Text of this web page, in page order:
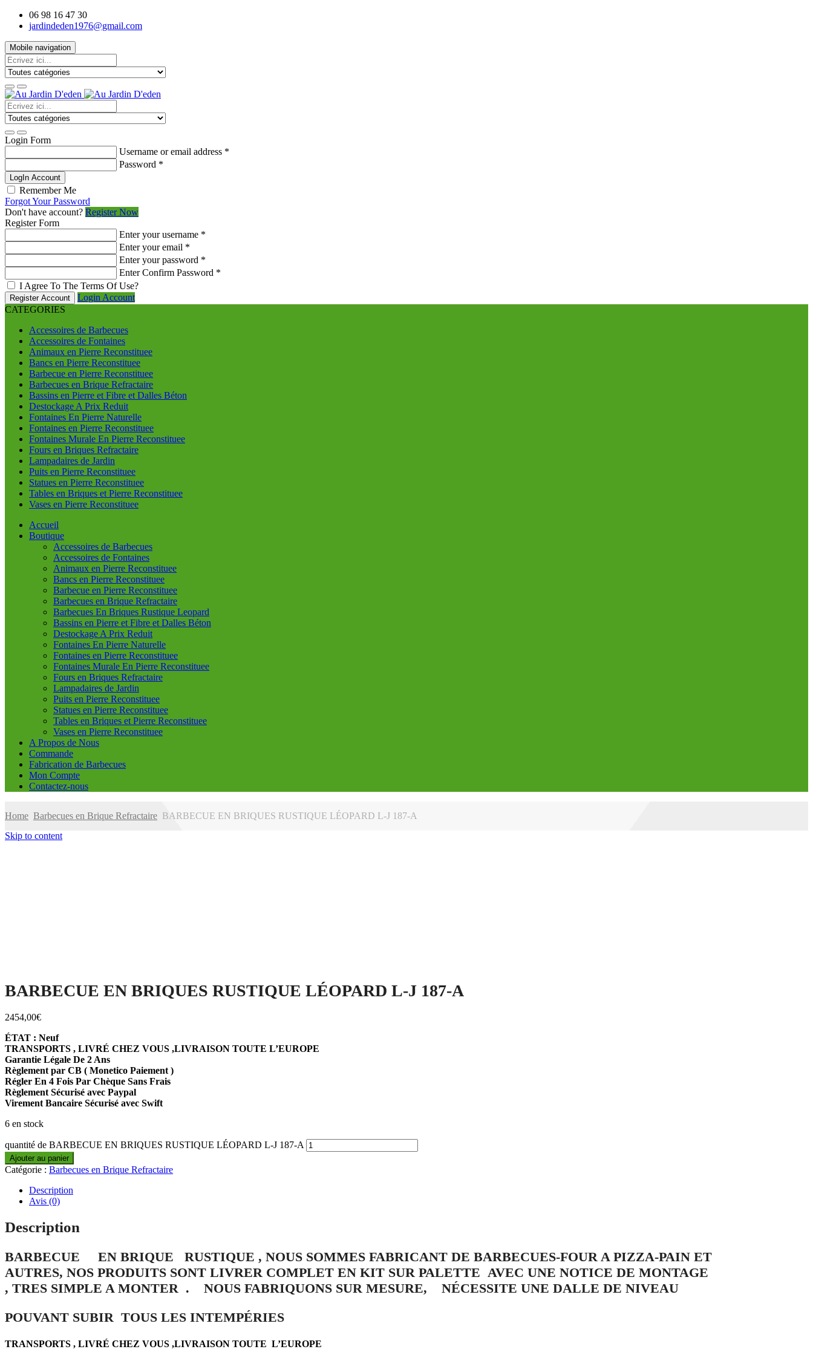
06 98 16 47 30
jardindeden1976@gmail.com
Mobile navigation
Login Form
Username or email address *
Password *
LogIn Account
Remember Me
Forgot Your Password
Don't have account? Register Now
Register Form
Enter your username *
Enter your email *
Enter your password *
Enter Confirm Password *
I Agree To The Terms Of Use?
Register Account
Login Account
CATEGORIES
Accessoires de Barbecues
Accessoires de Fontaines
Animaux en Pierre Reconstituee
Bancs en Pierre Reconstituee
Barbecue en Pierre Reconstituee
Barbecues en Brique Refractaire
Bassins en Pierre et Fibre et Dalles Béton
Destockage A Prix Reduit
Fontaines En Pierre Naturelle
Fontaines en Pierre Reconstituee
Fontaines Murale En Pierre Reconstituee
Fours en Briques Refractaire
Lampadaires de Jardin
Puits en Pierre Reconstituee
Statues en Pierre Reconstituee
Tables en Briques et Pierre Reconstituee
Vases en Pierre Reconstituee
Accueil
Boutique
Accessoires de Barbecues
Accessoires de Fontaines
Animaux en Pierre Reconstituee
Bancs en Pierre Reconstituee
Barbecue en Pierre Reconstituee
Barbecues en Brique Refractaire
Barbecues En Briques Rustique Leopard
Bassins en Pierre et Fibre et Dalles Béton
Destockage A Prix Reduit
Fontaines En Pierre Naturelle
Fontaines en Pierre Reconstituee
Fontaines Murale En Pierre Reconstituee
Fours en Briques Refractaire
Lampadaires de Jardin
Puits en Pierre Reconstituee
Statues en Pierre Reconstituee
Tables en Briques et Pierre Reconstituee
Vases en Pierre Reconstituee
A Propos de Nous
Commande
Fabrication de Barbecues
Mon Compte
Contactez-nous
Home Barbecues en Brique Refractaire BARBECUE EN BRIQUES RUSTIQUE LÉOPARD L-J 187-A
Skip to content
BARBECUE EN BRIQUES RUSTIQUE LÉOPARD L-J 187-A
2454,00€
ÉTAT : Neuf
TRANSPORTS , LIVRÉ CHEZ VOUS ,LIVRAISON TOUTE L’EUROPE
Garantie Légale De 2 Ans
Règlement par CB ( Monetico Paiement )
Régler En 4 Fois Par Chèque Sans Frais
Règlement Sécurisé avec Paypal
Virement Bancaire Sécurisé avec Swift
6 en stock
quantité de BARBECUE EN BRIQUES RUSTIQUE LÉOPARD L-J 187-A
Ajouter au panier
Catégorie : Barbecues en Brique Refractaire
Description
Avis (0)
Description
BARBECUE EN BRIQUE RUSTIQUE , NOUS SOMMES FABRICANT DE BARBECUES-FOUR A PIZZA-PAIN ET
AUTRES, NOS PRODUITS SONT LIVRER COMPLET EN KIT SUR PALETTE AVEC UNE NOTICE DE MONTAGE
, TRES SIMPLE A MONTER . NOUS FABRIQUONS SUR MESURE, NÉCESSITE UNE DALLE DE NIVEAU
POUVANT SUBIR TOUS LES INTEMPÉRIES
TRANSPORTS , LIVRÉ CHEZ VOUS ,LIVRAISON TOUTE L’EUROPE